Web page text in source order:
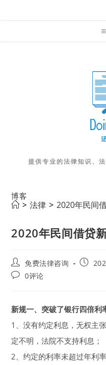
提供专业的法律知识、
博客
> 法律 > 2020年民间
2020年民间借贷
Post
author:
免费法律咨询
Post
Post0评论
新规一、突破了银行四倍利
1、没有约定利息，无权主
定不明，法院不支持利息；
2、约定的利率未超过年利